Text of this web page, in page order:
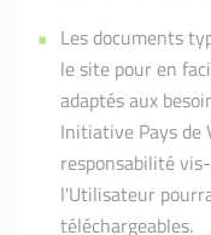
Les documents
le site pour en
adaptés aux
Initiative Pays de
responsabilité
l'Utilisateur
téléchargeables.